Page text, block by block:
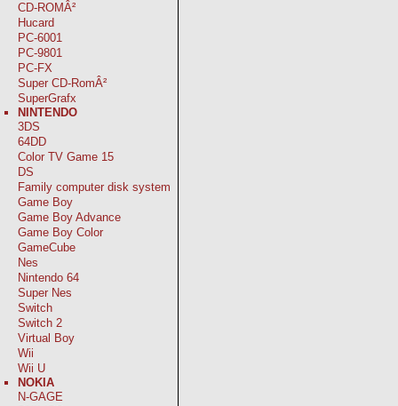
CD-ROMÂ²
Hucard
PC-6001
PC-9801
PC-FX
Super CD-RomÂ²
SuperGrafx
NINTENDO
3DS
64DD
Color TV Game 15
DS
Family computer disk system
Game Boy
Game Boy Advance
Game Boy Color
GameCube
Nes
Nintendo 64
Super Nes
Switch
Switch 2
Virtual Boy
Wii
Wii U
NOKIA
N-GAGE